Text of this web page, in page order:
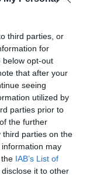
third parties, or
for
below opt-out
that after your
seeing
utilized by
parties prior to
the further
third parties on the
information may
IAB’s List of
it to other